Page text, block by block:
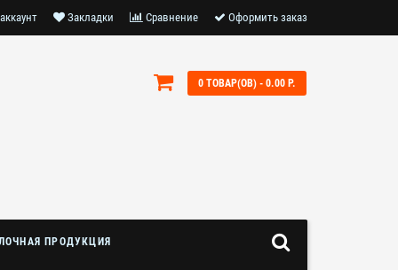
Закладки Сравнение Оформить заказ
0 ТОВАР(ОВ) - 0.00 Р.
ПРОДУКЦИЯ